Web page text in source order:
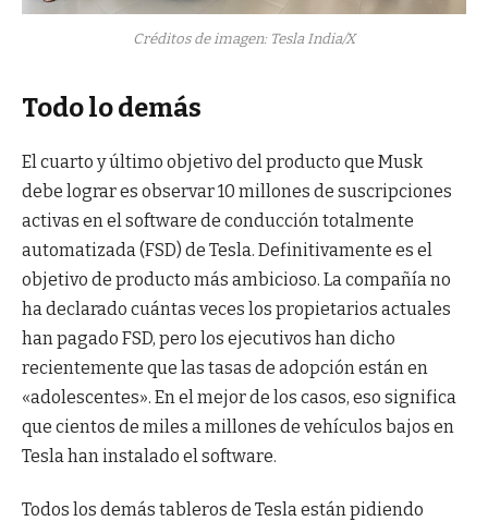
Créditos de imagen: Tesla India/X
Todo lo demás
El cuarto y último objetivo del producto que Musk
debe lograr es observar 10 millones de suscripciones
activas en el software de conducción totalmente
automatizada (FSD) de Tesla. Definitivamente es el
objetivo de producto más ambicioso. La compañía no
ha declarado cuántas veces los propietarios actuales
han pagado FSD, pero los ejecutivos han dicho
recientemente que las tasas de adopción están en
«adolescentes». En el mejor de los casos, eso significa
que cientos de miles a millones de vehículos bajos en
Tesla han instalado el software.
Todos los demás tableros de Tesla están pidiendo